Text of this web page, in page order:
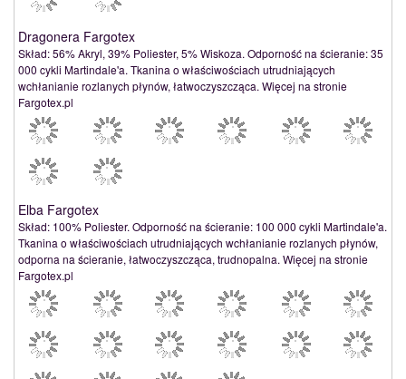
Dragonera Fargotex
Skład: 56% Akryl, 39% Poliester, 5% Wiskoza. Odporność na ścieranie: 35
000 cykli Martindale'a. Tkanina o właściwościach utrudniających
wchłanianie rozlanych płynów, łatwoczyszcząca. Więcej na stronie
Fargotex.pl
Elba Fargotex
Skład: 100% Poliester. Odporność na ścieranie: 100 000 cykli Martindale'a.
Tkanina o właściwościach utrudniających wchłanianie rozlanych płynów,
odporna na ścieranie, łatwoczyszcząca, trudnopalna. Więcej na stronie
Fargotex.pl